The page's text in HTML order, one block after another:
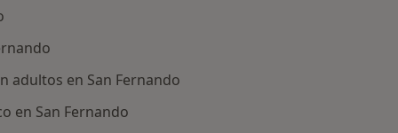
adultos en San Fernando
en San Fernando